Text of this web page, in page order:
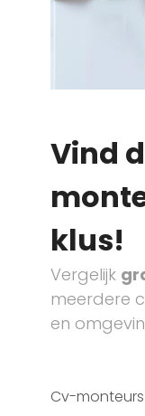
Vind
klus!
Vergelijk
meerdere
en
Cv-